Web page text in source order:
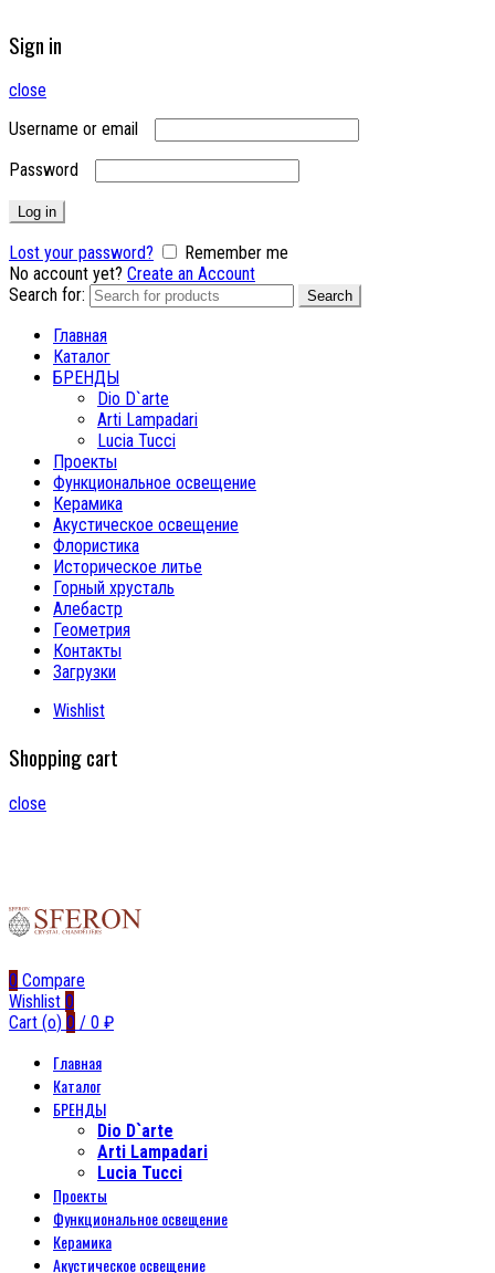
Sign in
close
Username or email
Password
Log in
Lost your password?
Remember me
No account yet? Create an Account
Search for:
Search
Главная
Каталог
БРЕНДЫ
Dio D`arte
Arti Lampadari
Lucia Tucci
Проекты
Функциональное освещение
Керамика
Акустическое освещение
Флористика
Историческое литье
Горный хрусталь
Алебастр
Геометрия
Контакты
Загрузки
Wishlist
Shopping cart
close
0 Compare
Wishlist 0
Cart (o) 0 / 0 ₽
Главная
Каталог
БРЕНДЫ
Dio D`arte
Arti Lampadari
Lucia Tucci
Проекты
Функциональное освещение
Керамика
Акустическое освещение